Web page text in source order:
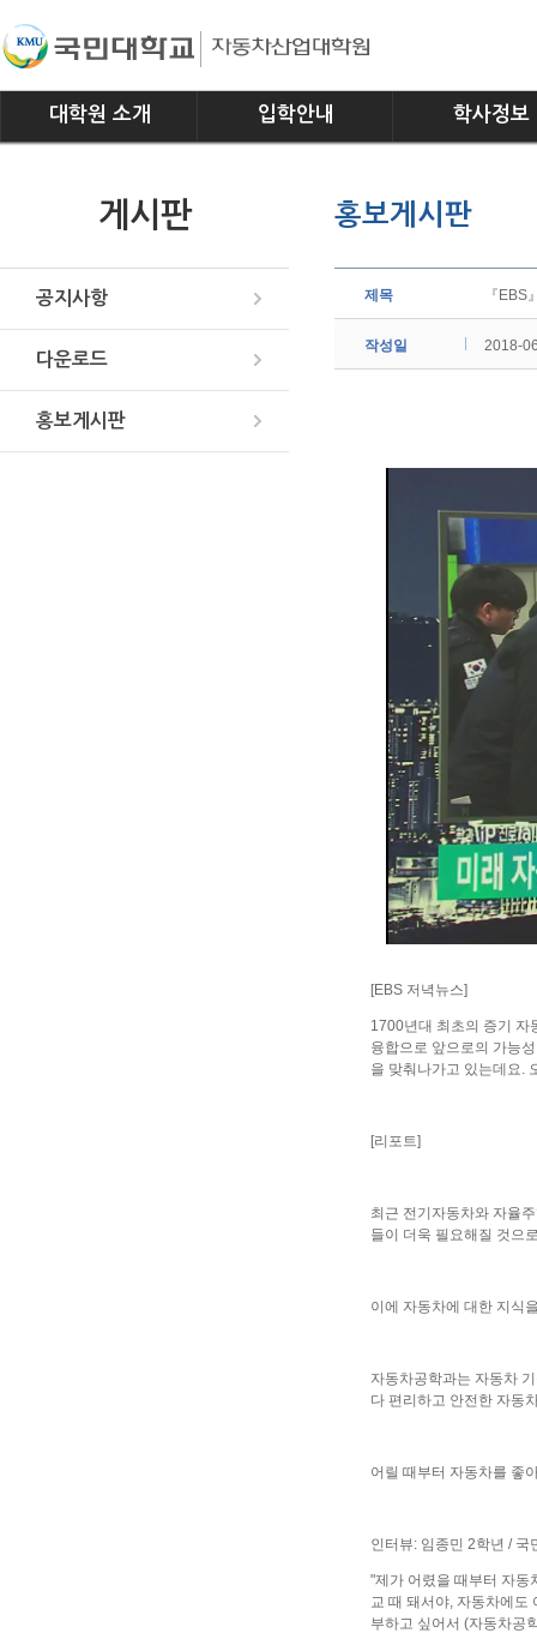
대학원 소개 입학안내 학사정보
교과과정
게시판
공지사항
다운로드
홍보게시판
홍보게시판
제목 『
작성일 2018-
[EBS 저녁뉴스]
1700년대 최초의 증기 자
융합으로 앞으로의 가능
을 맞춰나가고 있는데요.
[리포트]
최근 전기자동차와 자율
들이 더욱 필요해질 것으
이에 자동차에 대한 지식
자동차공학과는 자동차
다 편리하고 안전한 자동
어릴 때부터 자동차를 좋
인터뷰: 임종민 2학년 / 국
"제가 어렸을 때부터 자동
교 때 돼서야, 자동차에도
부하고 싶어서 (자동차공